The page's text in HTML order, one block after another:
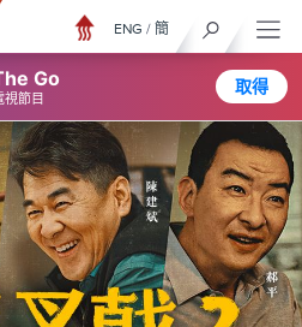
Go
視節目
取得
ENG / 簡